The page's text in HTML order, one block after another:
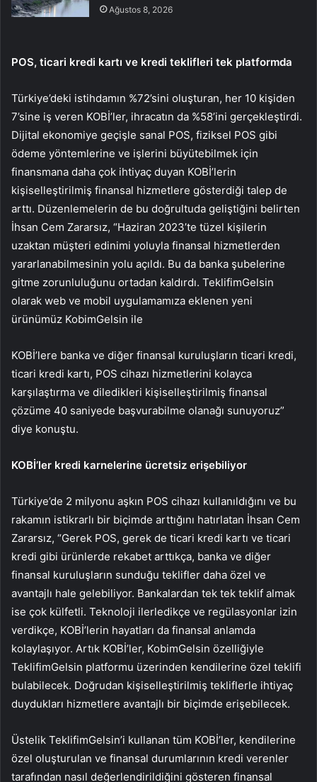
Ağustos 8, 2026
POS, ticari kredi kartı ve kredi teklifleri tek platformda
Türkiye’deki istihdamın %72’sini oluşturan, her 10 kişiden
7’sine iş veren KOBİ’ler, ihracatın da %58’ini gerçekleştirdi.
Dijital ekonomiye geçişle sanal POS, fiziksel POS gibi
ödeme yöntemlerine ve işlerini büyütebilmek için
finansmana daha çok ihtiyaç duyan KOBİ’lerin
kişiselleştirilmiş finansal hizmetlere gösterdiği talep de
arttı. Düzenlemelerin de bu doğrultuda geliştiğini belirten
İhsan Cem Zararsız, “Haziran 2023’te tüzel kişilerin
uzaktan müşteri edinimi yoluyla finansal hizmetlerden
yararlanabilmesinin yolu açıldı. Bu da banka şubelerine
gitme zorunluluğunu ortadan kaldırdı. TeklifimGelsin
olarak web ve mobil uygulamamıza eklenen yeni
ürünümüz KobimGelsin ile
KOBİ’lere banka ve diğer finansal kuruluşların ticari kredi,
ticari kredi kartı, POS cihazı hizmetlerini kolayca
karşılaştırma ve diledikleri kişiselleştirilmiş finansal
çözüme 40 saniyede başvurabilme olanağı sunuyoruz”
diye konuştu.
KOBİ’ler kredi karnelerine ücretsiz erişebiliyor
Türkiye’de 2 milyonu aşkın POS cihazı kullanıldığını ve bu
rakamın istikrarlı bir biçimde arttığını hatırlatan İhsan Cem
Zararsız, “Gerek POS, gerek de ticari kredi kartı ve ticari
kredi gibi ürünlerde rekabet arttıkça, banka ve diğer
finansal kuruluşların sunduğu teklifler daha özel ve
avantajlı hale gelebiliyor. Bankalardan tek tek teklif almak
ise çok külfetli. Teknoloji ilerledikçe ve regülasyonlar izin
verdikçe, KOBİ’lerin hayatları da finansal anlamda
kolaylaşıyor. Artık KOBİ’ler, KobimGelsin özelliğiyle
TeklifimGelsin platformu üzerinden kendilerine özel teklifi
bulabilecek. Doğrudan kişiselleştirilmiş tekliflerle ihtiyaç
duydukları hizmetlere avantajlı bir biçimde erişebilecek.
Üstelik TeklifimGelsin’i kullanan tüm KOBİ’ler, kendilerine
özel oluşturulan ve finansal durumlarının kredi verenler
tarafından nasıl değerlendirildiğini gösteren finansal